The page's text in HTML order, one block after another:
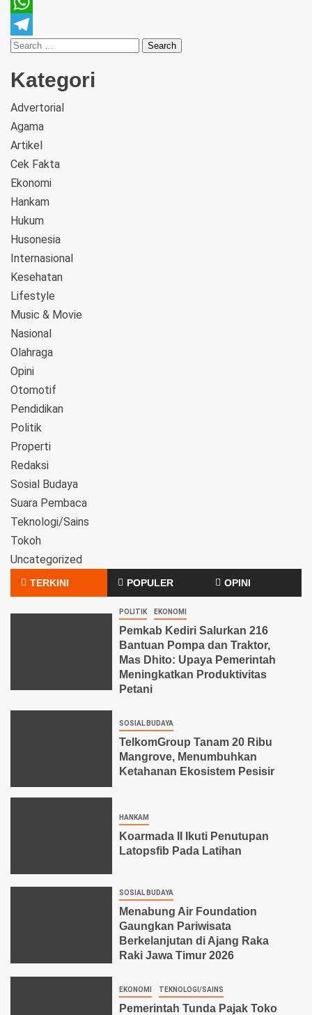
WhatsApp
Telegram
Kategori
Advertorial
Agama
Artikel
Cek Fakta
Ekonomi
Hankam
Hukum
Husonesia
Internasional
Kesehatan
Lifestyle
Music & Movie
Nasional
Olahraga
Opini
Otomotif
Pendidikan
Politik
Properti
Redaksi
Sosial Budaya
Suara Pembaca
Teknologi/Sains
Tokoh
Uncategorized
TERKINI POPULER OPINI
POLITIK EKONOMI
Pemkab Kediri Salurkan 216
Bantuan Pompa dan Traktor,
Mas Dhito: Upaya Pemerintah
Meningkatkan Produktivitas
Petani
SOSIAL BUDAYA
TelkomGroup Tanam 20 Ribu
Mangrove, Menumbuhkan
Ketahanan Ekosistem Pesisir
HANKAM
Koarmada II Ikuti Penutupan
Latopsfib Pada Latihan
SOSIAL BUDAYA
Menabung Air Foundation
Gaungkan Pariwisata
Berkelanjutan di Ajang Raka
Raki Jawa Timur 2026
EKONOMI TEKNOLOGI/SAINS
Pemerintah Tunda Pajak Toko